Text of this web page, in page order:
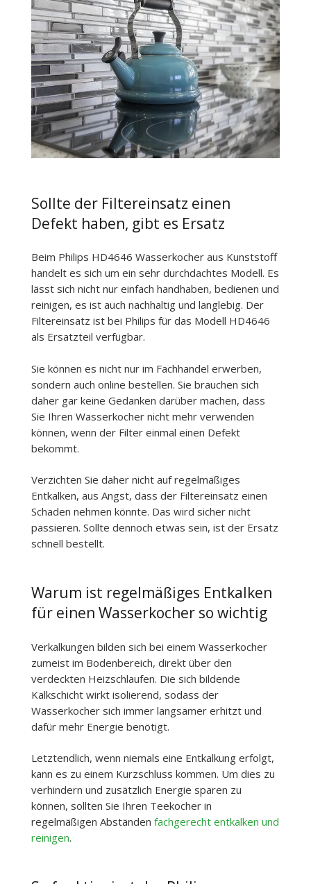
Sollte der Filtereinsatz einen
Defekt haben, gibt es Ersatz
Beim Philips HD4646 Wasserkocher aus Kunststoff
handelt es sich um ein sehr durchdachtes Modell. Es
lässt sich nicht nur einfach handhaben, bedienen und
reinigen, es ist auch nachhaltig und langlebig. Der
Filtereinsatz ist bei Philips für das Modell HD4646
als Ersatzteil verfügbar.
Sie können es nicht nur im Fachhandel erwerben,
sondern auch online bestellen. Sie brauchen sich
daher gar keine Gedanken darüber machen, dass
Sie Ihren Wasserkocher nicht mehr verwenden
können, wenn der Filter einmal einen Defekt
bekommt.
Verzichten Sie daher nicht auf regelmäßiges
Entkalken, aus Angst, dass der Filtereinsatz einen
Schaden nehmen könnte. Das wird sicher nicht
passieren. Sollte dennoch etwas sein, ist der Ersatz
schnell bestellt.
Warum ist regelmäßiges Entkalken
für einen Wasserkocher so wichtig
Verkalkungen bilden sich bei einem Wasserkocher
zumeist im Bodenbereich, direkt über den
verdeckten Heizschlaufen. Die sich bildende
Kalkschicht wirkt isolierend, sodass der
Wasserkocher sich immer langsamer erhitzt und
dafür mehr Energie benötigt.
Letztendlich, wenn niemals eine Entkalkung erfolgt,
kann es zu einem Kurzschluss kommen. Um dies zu
verhindern und zusätzlich Energie sparen zu
können, sollten Sie Ihren Teekocher in
regelmäßigen Abständen fachgerecht entkalken und
reinigen.